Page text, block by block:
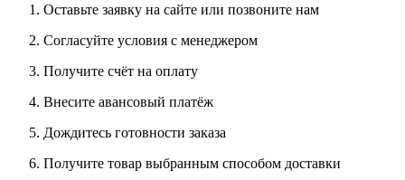
Оставьте заявку на сайте или позвоните нам
Согласуйте условия с менеджером
Получите счёт на оплату
Внесите авансовый платёж
Дождитесь готовности заказа
Получите товар выбранным способом доставки